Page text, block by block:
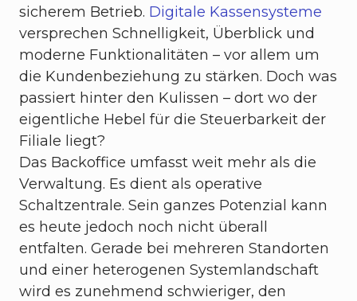
sicherem Betrieb. Digitale Kassensysteme
versprechen Schnelligkeit, Überblick und
moderne Funktionalitäten – vor allem um
die Kundenbeziehung zu stärken. Doch was
passiert hinter den Kulissen – dort wo der
eigentliche Hebel für die Steuerbarkeit der
Filiale liegt?
Das Backoffice umfasst weit mehr als die
Verwaltung. Es dient als operative
Schaltzentrale. Sein ganzes Potenzial kann
es heute jedoch noch nicht überall
entfalten. Gerade bei mehreren Standorten
und einer heterogenen Systemlandschaft
wird es zunehmend schwieriger, den